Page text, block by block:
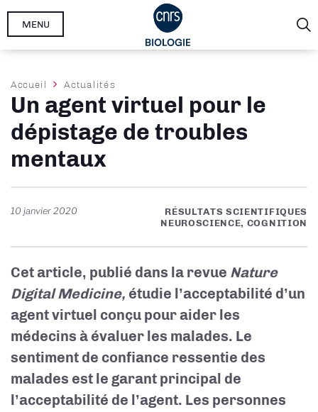
Aller
MENU
Fil
d'Ariane
Accueil Actualités
Un agent virtuel pour le
dépistage de troubles
mentaux
10 janvier 2020
RÉSULTATS SCIENTIFIQUES
NEUROSCIENCE, COGNITION
Cet article, publié dans la revue Nature
Digital Medicine, étudie l’acceptabilité d’un
agent virtuel conçu pour aider les
médecins à évaluer les malades. Le
sentiment de confiance ressentie des
malades est le garant principal de
l’acceptabilité de l’agent. Les personnes